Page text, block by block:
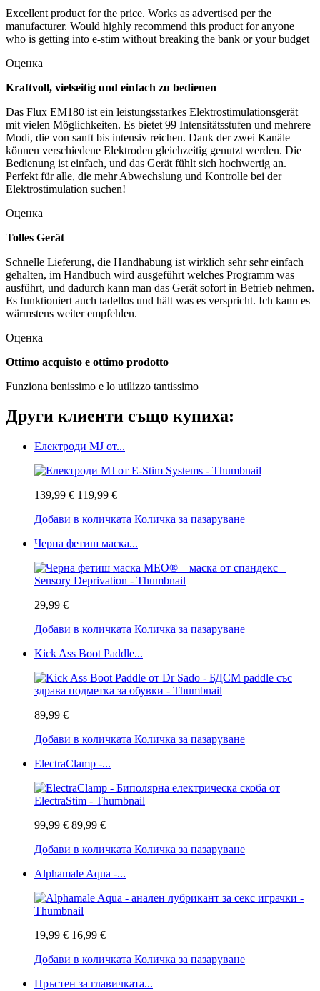
Excellent product for the price. Works as advertised per the
manufacturer. Would highly recommend this product for anyone
who is getting into e-stim without breaking the bank or your budget
Оценка
Kraftvoll, vielseitig und einfach zu bedienen
Das Flux EM180 ist ein leistungsstarkes Elektrostimulationsgerät
mit vielen Möglichkeiten. Es bietet 99 Intensitätsstufen und mehrere
Modi, die von sanft bis intensiv reichen. Dank der zwei Kanäle
können verschiedene Elektroden gleichzeitig genutzt werden. Die
Bedienung ist einfach, und das Gerät fühlt sich hochwertig an.
Perfekt für alle, die mehr Abwechslung und Kontrolle bei der
Elektrostimulation suchen!
Оценка
Tolles Gerät
Schnelle Lieferung, die Handhabung ist wirklich sehr sehr einfach
gehalten, im Handbuch wird ausgeführt welches Programm was
ausführt, und dadurch kann man das Gerät sofort in Betrieb nehmen.
Es funktioniert auch tadellos und hält was es verspricht. Ich kann es
wärmstens weiter empfehlen.
Оценка
Ottimo acquisto e ottimo prodotto
Funziona benissimo e lo utilizzo tantissimo
Други клиенти също купиха:
Електроди MJ от...
139,99 € 119,99 €
Добави в количката Количка за пазаруване
Черна фетиш маска...
29,99 €
Добави в количката Количка за пазаруване
Kick Ass Boot Paddle...
89,99 €
Добави в количката Количка за пазаруване
ElectraClamp -...
99,99 € 89,99 €
Добави в количката Количка за пазаруване
Alphamale Aqua -...
19,99 € 16,99 €
Добави в количката Количка за пазаруване
Пръстен за главичката...